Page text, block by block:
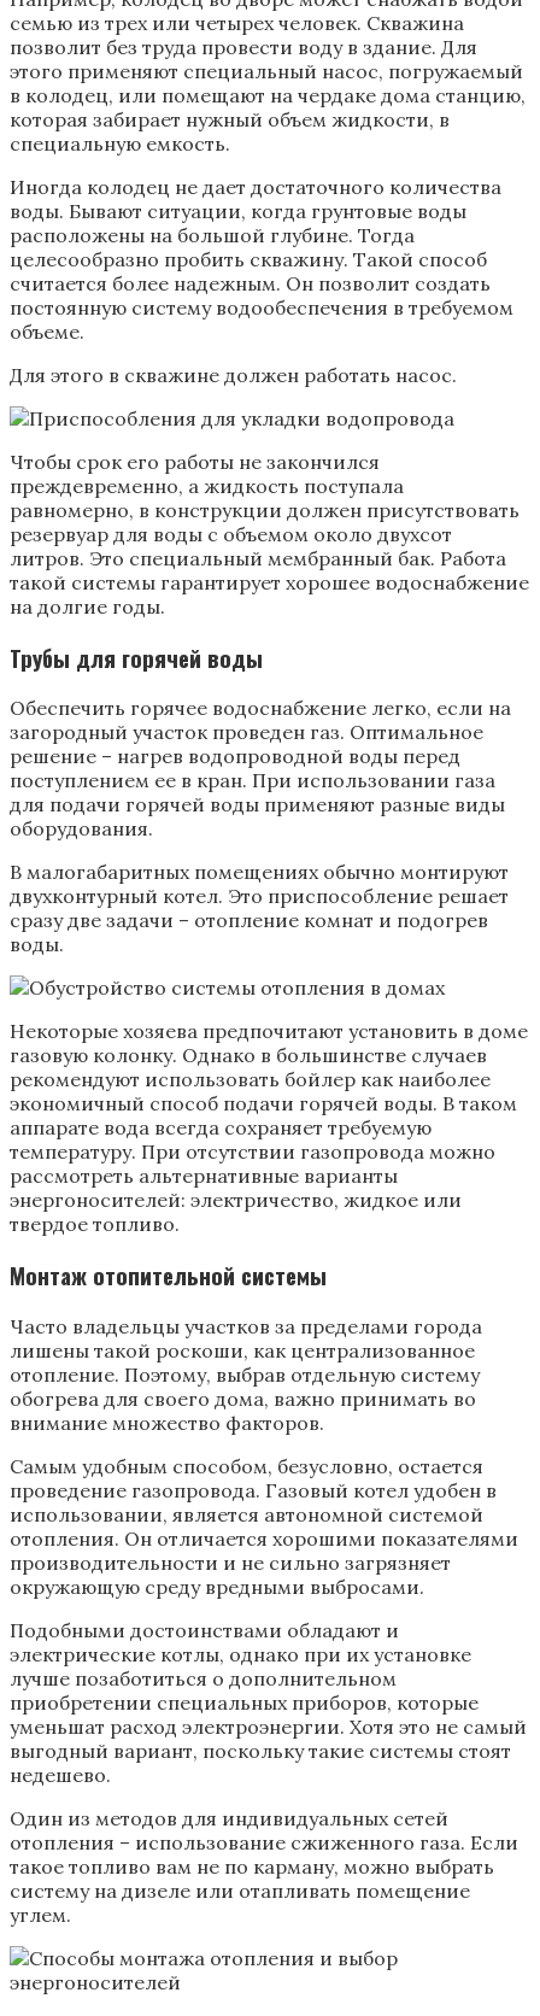
семью из трех или четырех человек. Скважина
позволит без труда провести воду в здание. Для
этого применяют специальный насос, погружаемый
в колодец, или помещают на чердаке дома станцию,
которая забирает нужный объем жидкости, в
специальную емкость.
Иногда колодец не дает достаточного количества
воды. Бывают ситуации, когда грунтовые воды
расположены на большой глубине. Тогда
целесообразно пробить скважину. Такой способ
считается более надежным. Он позволит создать
постоянную систему водообеспечения в требуемом
объеме.
Для этого в скважине должен работать насос.
Чтобы срок его работы не закончился
преждевременно, а жидкость поступала
равномерно, в конструкции должен присутствовать
резервуар для воды с объемом около двухсот
литров. Это специальный мембранный бак. Работа
такой системы гарантирует хорошее водоснабжение
на долгие годы.
Трубы для горячей воды
Обеспечить горячее водоснабжение легко, если на
загородный участок проведен газ. Оптимальное
решение – нагрев водопроводной воды перед
поступлением ее в кран. При использовании газа
для подачи горячей воды применяют разные виды
оборудования.
В малогабаритных помещениях обычно монтируют
двухконтурный котел. Это приспособление решает
сразу две задачи – отопление комнат и подогрев
воды.
Некоторые хозяева предпочитают установить в доме
газовую колонку. Однако в большинстве случаев
рекомендуют использовать бойлер как наиболее
экономичный способ подачи горячей воды. В таком
аппарате вода всегда сохраняет требуемую
температуру. При отсутствии газопровода можно
рассмотреть альтернативные варианты
энергоносителей: электричество, жидкое или
твердое топливо.
Монтаж отопительной системы
Часто владельцы участков за пределами города
лишены такой роскоши, как централизованное
отопление. Поэтому, выбрав отдельную систему
обогрева для своего дома, важно принимать во
внимание множество факторов.
Самым удобным способом, безусловно, остается
проведение газопровода. Газовый котел удобен в
использовании, является автономной системой
отопления. Он отличается хорошими показателями
производительности и не сильно загрязняет
окружающую среду вредными выбросами.
Подобными достоинствами обладают и
электрические котлы, однако при их установке
лучше позаботиться о дополнительном
приобретении специальных приборов, которые
уменьшат расход электроэнергии. Хотя это не самый
выгодный вариант, поскольку такие системы стоят
недешево.
Один из методов для индивидуальных сетей
отопления – использование сжиженного газа. Если
такое топливо вам не по карману, можно выбрать
систему на дизеле или отапливать помещение
углем.